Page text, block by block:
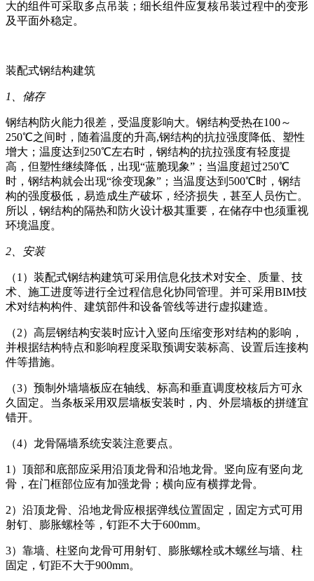
大的组件可采取多点吊装；细长组件应复核吊装过程中的变形
及平面外稳定。
装配式钢结构建筑
1、储存
钢结构防火能力很差，受温度影响大。钢结构受热在100～
250℃之间时，随着温度的升高,钢结构的抗拉强度降低、塑性
增大；温度达到250℃左右时，钢结构的抗拉强度有轻度提
高，但塑性继续降低，出现“蓝脆现象”；当温度超过250℃
时，钢结构就会出现“徐变现象”；当温度达到500℃时，钢结
构的强度极低，易造成生产破坏，经济损失，甚至人员伤亡。
所以，钢结构的隔热和防火设计极其重要，在储存中也须重视
环境温度。
2、 安装
（1）装配式钢结构建筑可采用信息化技术对安全、质量、技
术、施工进度等进行全过程信息化协同管理。并可采用BIM技
术对结构构件、建筑部件和设备管线等进行虚拟建造。
（2）高层钢结构安装时应计入竖向压缩变形对结构的影响，
并根据结构特点和影响程度采取预调安装标高、设置后连接构
件等措施。
（3）预制外墙墙板应在轴线、标高和垂直调度校核后方可永
久固定。当条板采用双层墙板安装时，内、外层墙板的拼缝宜
错开。
（4）龙骨隔墙系统安装注意要点。
1）顶部和底部应采用沿顶龙骨和沿地龙骨。竖向应有竖向龙
骨，在门框部位应有加强龙骨；横向应有横撑龙骨。
2）沿顶龙骨、沿地龙骨应根据弹线位置固定，固定方式可用
射钉、膨胀螺栓等，钉距不大于600mm。
3）靠墙、柱竖向龙骨可用射钉、膨胀螺栓或木螺丝与墙、柱
固定，钉距不大于900mm。